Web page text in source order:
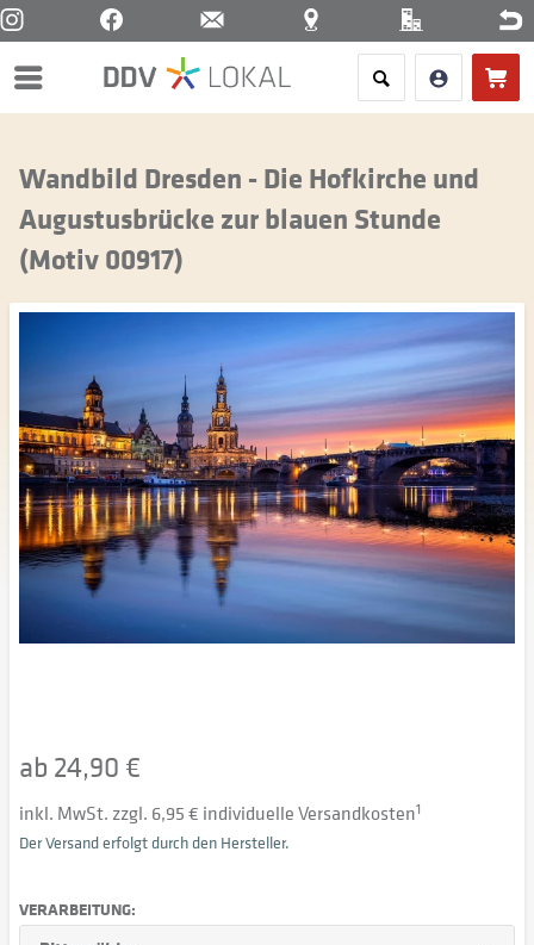
Menü
Wandbild Dresden - Die Hofkirche und
Augustusbrücke zur blauen Stunde
(Motiv 00917)
ab 24,90 €
inkl. MwSt. zzgl. 6,95 € individuelle Versandkosten1
Der Versand erfolgt durch den Hersteller.
VERARBEITUNG: